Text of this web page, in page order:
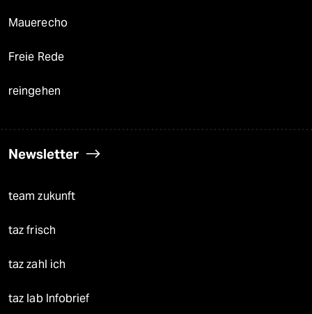
Mauerecho
Freie Rede
reingehen
Newsletter
team zukunft
taz frisch
taz zahl ich
taz lab Infobrief